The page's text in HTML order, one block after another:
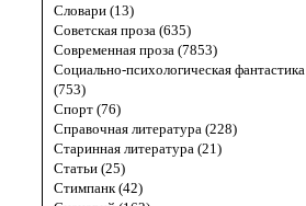
Словари (13)
Советская проза (635)
Современная проза (7853)
Социально-психологическая фантастика
(753)
Спорт (76)
Справочная литература (228)
Старинная литература (21)
Статьи (25)
Стимпанк (42)